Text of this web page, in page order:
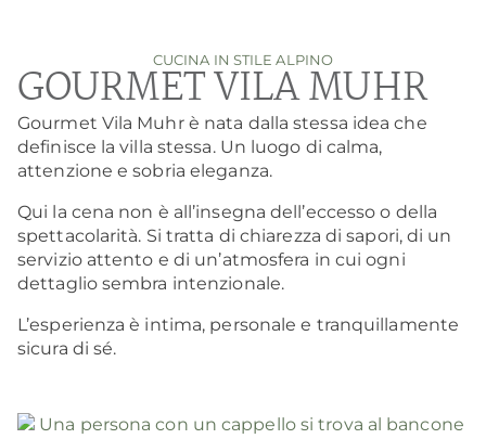
CUCINA IN STILE ALPINO
GOURMET VILA MUHR
Gourmet Vila Muhr è nata dalla stessa idea che
definisce la villa stessa. Un luogo di calma,
attenzione e sobria eleganza.
Qui la cena non è all’insegna dell’eccesso o della
spettacolarità. Si tratta di chiarezza di sapori, di un
servizio attento e di un’atmosfera in cui ogni
dettaglio sembra intenzionale.
L’esperienza è intima, personale e tranquillamente
sicura di sé.